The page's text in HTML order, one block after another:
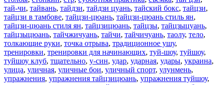
тай-чи, тайвань, тайдзи, тайдзи цуань, тайский бокс, тайцзи,
тайцзи в тамбове, тайцзи-цюань, тайцзи-цюань стиль ян,
тайцзи-цюань стиля ян, тайцзицюань, тайцзы, тайцзыцуань,
тайцзыцюань, тайчжичуань, тайчи, тайчичуань, таолу, тело,
толкающие руки, точка отрыва, традиционное ушу,
тренировки, тренировки для начинающих, туй-шоу, туйшоу,
туйшоу клуб, тщательно, у-син, удар, ударная, удары, украина,
улица, уличная, уличные бои, уличный спорт, улунмень,
упражнения, упражнения тайцзицюань, упражнения туйшоу,